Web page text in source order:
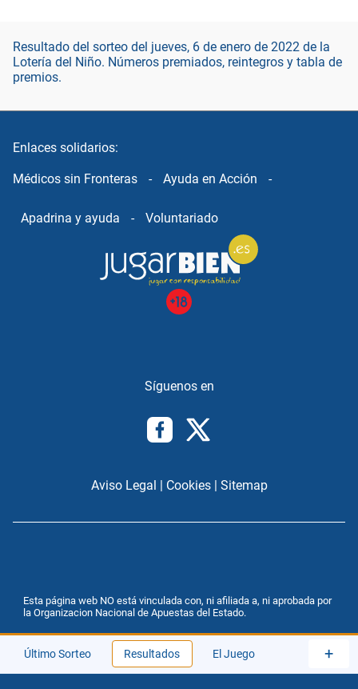
Último Sorteo Resultados El Juego +
Resultado del sorteo del jueves, 6 de enero de 2022 de la
Lotería del Niño. Números premiados, reintegros y tabla de
premios.
Enlaces solidarios:
Médicos sin Fronteras - Ayuda en Acción -
Apadrina y ayuda - Voluntariado
Aviso Legal | Cookies| Sitemap
Esta página web NO está vinculada con, ni afiliada a, ni aprobada por
la Organizacion Nacional de Apuestas del Estado.